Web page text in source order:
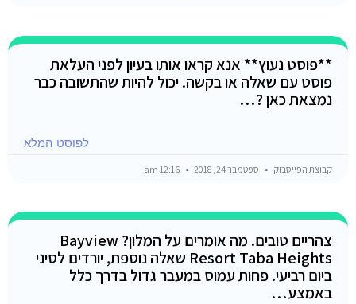
**פוסט נעוץ** אנא קראו אותו בעיון לפני העלאת
פוסט עם שאלה או בקשה. יכול להיות שהתשובה כבר
נמצאת כאן ?…
לפוסט המלא
קבוצת הפייסבוק ספטמבר 24, 2018
צהריים טובים. מה אומרים על המלון? Bayview
Resort Taba Heights שאלה נוספת, יורדים לסיני
ביום רביעי. פחות עמוס במעבר גדול בדרך כלל
באמצע…